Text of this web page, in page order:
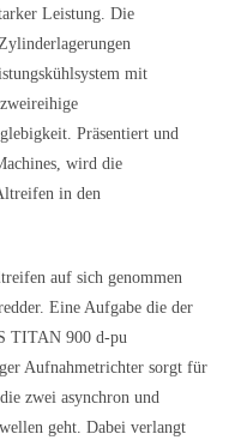
Leistung. Die
mit
Präsentiert und
wird die
in den
auf sich genommen
Eine Aufgabe die der
TITAN 900 d-pu
Aufnahmetrichter sorgt für
zwei asynchron und
geht. Dabei verlangt